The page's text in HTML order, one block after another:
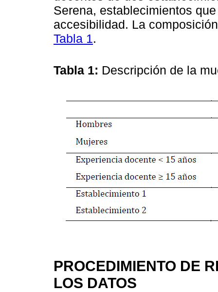
Serena, establecimientos
accesibilidad. La
Tabla 1.
Tabla 1: Descripción de la
PROCEDIMIENTO DE
LOS DATOS